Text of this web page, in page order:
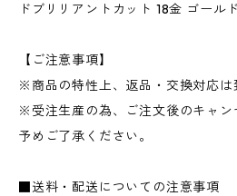
ドブリリアントカット 18金 ゴール
【ご注意事項】
※商品の特性上、返品・交換対応は
※受注生産の為、ご注文後のキャン
予めご了承ください。
■送料・配送についての注意事項